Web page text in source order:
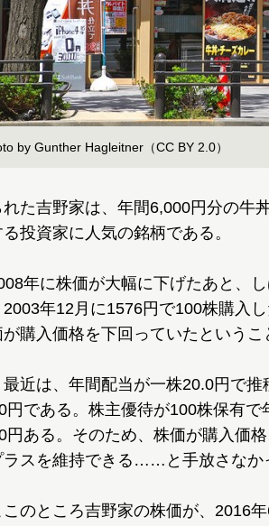
by Gunther Hagleitner（CC BY 2.0）
た吉野家は、年間6,000円分の牛
投資家に人気の銘柄である。
年に株価が大幅に下げたあと、
年12月に1576円で100株購入
購入価格を下回っていたというこ
近は、年間配当が一株20.0円で推
円である。株主優待が100株保有
円ある。そのため、株価が購入価
ラスを維持できる……と手放さなか
のところ吉野家の株価が、2016